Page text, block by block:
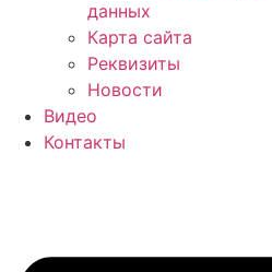
данных
Карта сайта
Реквизиты
Новости
Видео
Контакты